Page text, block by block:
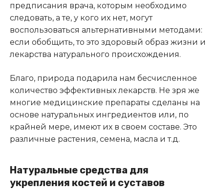
предписания врача, которым необходимо
следовать, а те, у кого их нет, могут
воспользоваться альтернативными методами:
если обобщить, то это здоровый образ жизни и
лекарства натурального происхождения.
Благо, природа подарила нам бесчисленное
количество эффективных лекарств. Не зря же
многие медицинские препараты сделаны на
основе натуральных ингредиентов или, по
крайней мере, имеют их в своем составе. Это
различные растения, семена, масла и т.д.
Натуральные средства для
укрепления костей и суставов